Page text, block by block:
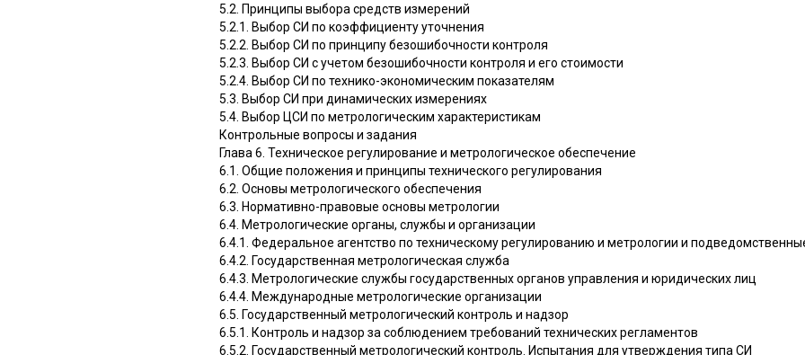
5.2. Принципы выбора средств измерений
5.2.1. Выбор СИ по коэффициенту уточнения
5.2.2. Выбор СИ по принципу безошибочности контроля
5.2.3. Выбор СИ с учетом безошибочности контроля и его стоимости
5.2.4. Выбор СИ по технико-экономическим показателям
5.3. Выбор СИ при динамических измерениях
5.4. Выбор ЦСИ по метрологическим характеристикам
Контрольные вопросы и задания
Глава 6. Техническое регулирование и метрологическое обеспечение
6.1. Общие положения и принципы технического регулирования
6.2. Основы метрологического обеспечения
6.3. Нормативно-правовые основы метрологии
6.4. Метрологические органы, службы и организации
6.4.1. Федеральное агентство по техническому регулированию и метрологии и
6.4.2. Государственная метрологическая служба
6.4.3. Метрологические службы государственных органов управления и юридических лиц
6.4.4. Международные метрологические организации
6.5. Государственный метрологический контроль и надзор
6.5.1. Контроль и надзор за соблюдением требований технических регламентов
6.5.2. Государственный метрологический контроль. Испытания для утверждения типа СИ